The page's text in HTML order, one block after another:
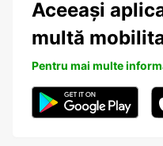
Aceeași
multă
Pentru mai multe